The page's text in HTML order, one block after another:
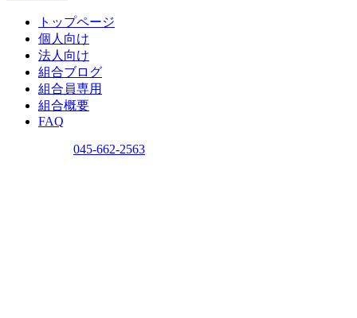
トップページ
個人向け
法人向け
組合ブログ
組合員専用
組合概要
FAQ
045-662-2563